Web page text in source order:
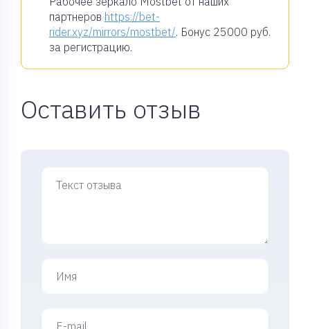
партнеров https://bet-
rider.xyz/mirrors/mostbet/. Бонус 25000 руб.
за регистрацию.
Оставить отзыв